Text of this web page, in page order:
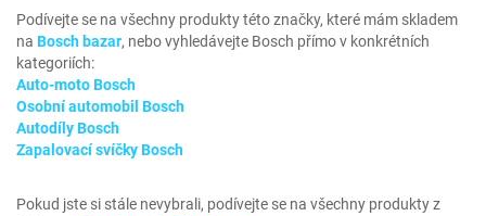
Podívejte se na všechny produkty této značky, které mám skladem
na Bosch bazar, nebo vyhledávejte Bosch přímo v konkrétních
kategoriích:
Auto-moto Bosch
Osobní automobil Bosch
Autodíly Bosch
Zapalovací svíčky Bosch
Pokud jste si stále nevybrali, podívejte se na všechny produkty z